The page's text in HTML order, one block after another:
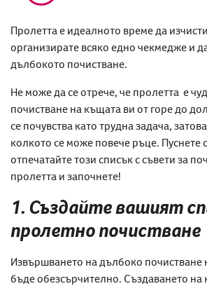
Пролетта е идеалното време да
организирате всяко едно чекмедже и
дълбокото почистване.
Не може да се отрече, че пролетта е
почистване на къщата ви от горе до
се почувства като трудна задача,
колкото се може повече ръце. Пуснете
отпечатайте този списък с съвети за
пролетта и започнете!
1. Създайте вашият
пролетно почистване
Извършването на дълбоко почистване
бъде обезсърчително. Създаването на